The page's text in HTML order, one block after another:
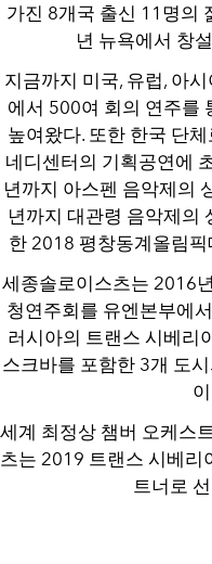
가진 8개국 출신 11명의
년 뉴욕에서 창
지금까지 미국, 유럽, 아
에서 500여 회의 연주를
높여왔다. 또한 한국 단
네디센터의 기획공연에
년까지 아스펜 음악제의
년까지 대관령 음악제의
한 2018 평창동계올림
세종솔로이스츠는 2016
청연주회를 유엔본부에
러시아의 트랜스 시베리
스크바를 포함한 3개 도
세계 최정상 챔버 오케스
츠는 2019 트랜스 시베리
트너로